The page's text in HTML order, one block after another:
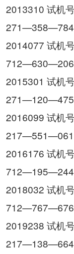
2013310 试机
271—358—784
2014077 试机
712—630—206
2015301 试机
271—120—475
2016099 试机
217—551—061
2016176 试机
712—195—244
2018032 试机
712—767—676
2019238 试机
217—138—664